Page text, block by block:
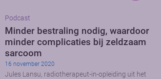
Podcast
Minder bestraling nodig, waardoor
minder complicaties bij zeldzaam
sarcoom
16 november 2020
Jules Lansu, radiotherapeut-in-opleiding uit het